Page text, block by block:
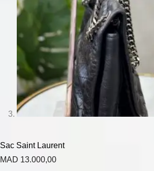
Sac Saint Laurent
MAD 13.000,00